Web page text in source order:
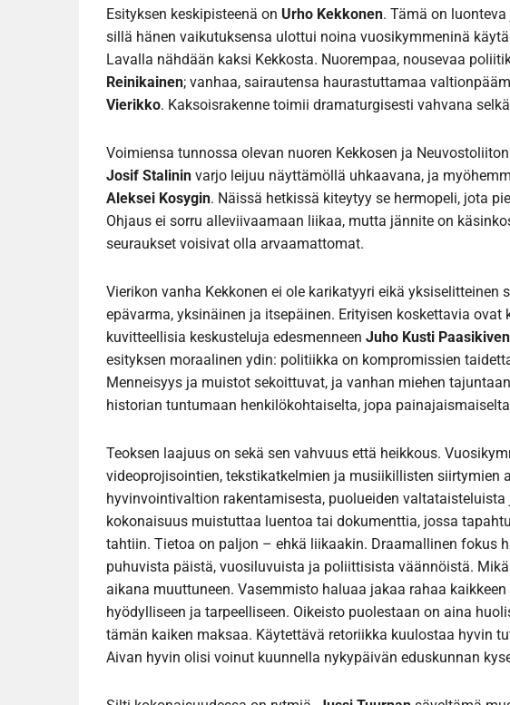
Esityksen keskipisteenä on Urho Kekkonen. Tämä on
sillä hänen vaikutuksensa ulottui noina vuosikymmeninä
Lavalla nähdään kaksi Kekkosta. Nuorempaa, nousevaa
Reinikainen; vanhaa, sairautensa haurastuttamaa
Vierikko. Kaksoisrakenne toimii dramaturgisesti vahvana
Voimiensa tunnossa olevan nuoren Kekkosen ja
Josif Stalinin varjo leijuu näyttämöllä uhkaavana, ja
Aleksei Kosygin. Näissä hetkissä kiteytyy se hermopeli, jota
Ohjaus ei sorru alleviivaamaan liikaa, mutta jännite on
seuraukset voisivat olla arvaamattomat.
Vierikon vanha Kekkonen ei ole karikatyyri eikä yksiselitteinen
epävarma, yksinäinen ja itsepäinen. Erityisen koskettavia ovat
kuvitteellisia keskusteluja edesmenneen Juho Kusti Paasikiven
esityksen moraalinen ydin: politiikka on kompromissien
Menneisyys ja muistot sekoittuvat, ja vanhan miehen
historian tuntumaan henkilökohtaiselta, jopa
Teoksen laajuus on sekä sen vahvuus että heikkous.
videoprojisointien, tekstikatkelmien ja musiikillisten siirtymien
hyvinvointivaltion rakentamisesta, puolueiden
kokonaisuus muistuttaa luentoa tai dokumenttia, jossa
tahtiin. Tietoa on paljon – ehkä liikaakin. Draamallinen fokus
puhuvista päistä, vuosiluvuista ja poliittisista väännöistä.
aikana muuttuneen. Vasemmisto haluaa jakaa rahaa
hyödylliseen ja tarpeelliseen. Oikeisto puolestaan on aina
tämän kaiken maksaa. Käytettävä retoriikka kuulostaa hyvin
Aivan hyvin olisi voinut kuunnella nykypäivän eduskunnan